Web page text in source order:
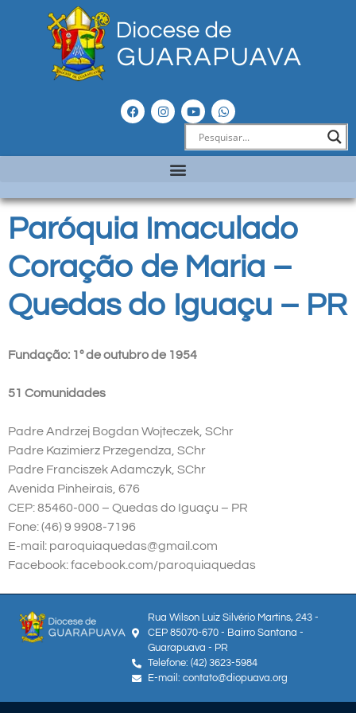
Paróquia Imaculado
Coração de Maria –
Quedas do Iguaçu – PR
Fundação: 1º de outubro de 1954
51 Comunidades
Padre Andrzej Bogdan Wojteczek, SChr
Padre Kazimierz Przegendza, SChr
Padre Franciszek Adamczyk, SChr
Avenida Pinheirais, 676
CEP: 85460-000 – Quedas do Iguaçu – PR
Fone: (46) 9 9908-7196
E-mail: paroquiaquedas@gmail.com
Facebook: facebook.com/paroquiaquedas
Rua Wilson Luiz Silvério Martins, 243 -
CEP 85070-670 - Bairro Santana -
Guarapuava - PR
Telefone: (42) 3623-5984
E-mail: contato@diopuava.org